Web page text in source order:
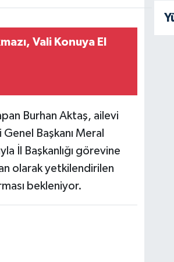
Vali Konuya El
Burhan Aktaş, ailevi
Başkanı Meral
İl Başkanlığı görevine
olarak yetkilendirilen
bekleniyor.